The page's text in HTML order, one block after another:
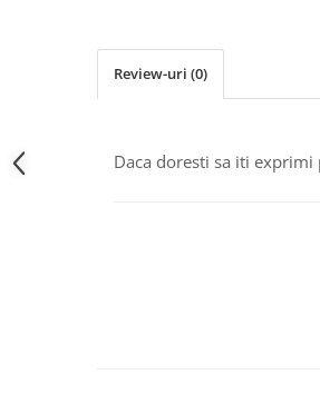
Review-uri (0)
Daca doresti sa iti